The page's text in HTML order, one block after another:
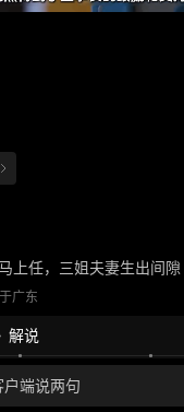
上任，三姐夫妻生出间隙
广东
解说
户端说两句